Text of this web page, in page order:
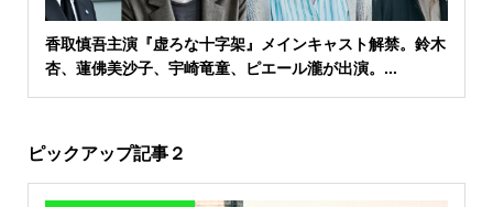
香取慎吾主演『虚ろな十字架』メインキャスト解禁。鈴木
杏、蓮佛美沙子、宇崎竜童、ピエール瀧が出演。...
ピックアップ記事２